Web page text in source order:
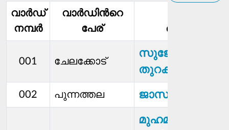
വാര്‍ഡ്‌
നമ്പര്‍
വാര്‍ഡിൻറെ
പേര്
മെമ്പര്‍
001 ചേലക്കോട്
സുജേഷ്
തുറക്കൽ
002 പുന്നത്തല ജാസർ
മുഹമ്മദ്